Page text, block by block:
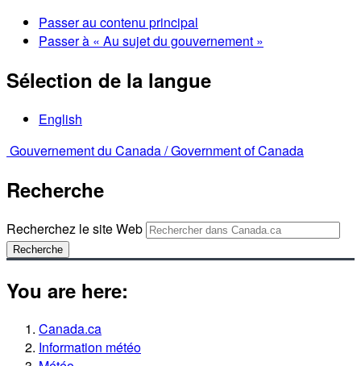
Passer au contenu principal
Passer à « Au sujet du gouvernement »
Sélection de la langue
English
Gouvernement du Canada /Government of Canada
Recherche
Recherchez le site Web
Recherche
You are here:
Canada.ca
Information météo